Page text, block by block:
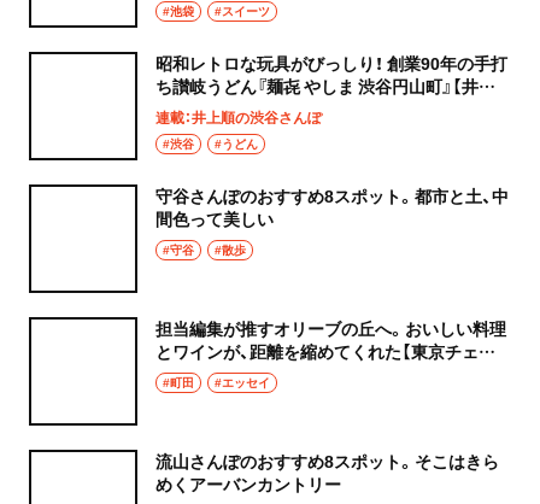
#池袋 #スイーツ
昭和レトロな玩具がびっしり！ 創業90年の手打
ち讃岐うどん『麺㐂 やしま 渋谷円山町』【井上
順の渋谷さんぽ】
連載：井上順の渋谷さんぽ
#渋谷 #うどん
守谷さんぽのおすすめ8スポット。都市と土、中
間色って美しい
#守谷 #散歩
担当編集が推すオリーブの丘へ。おいしい料理
とワインが、距離を縮めてくれた【東京チェン
飯diary】
#町田 #エッセイ
流山さんぽのおすすめ8スポット。そこはきら
めくアーバンカントリー